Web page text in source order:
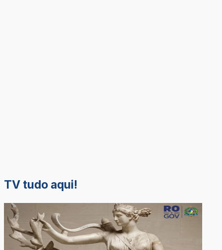
TV tudo aqui!